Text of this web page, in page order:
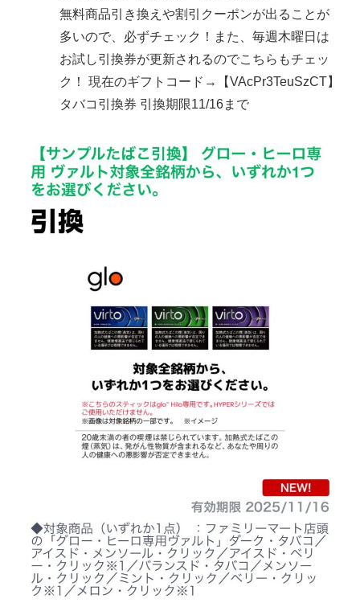
無料商品引き換えや割引クーポンが出ることが
多いので、必ずチェック！また、毎週木曜日は
お試し引換券が更新されるのでこちらもチェッ
ク！ 現在のギフトコード→【VAcPr3TeuSzCT】
タバコ引換券 引換期限11/16まで